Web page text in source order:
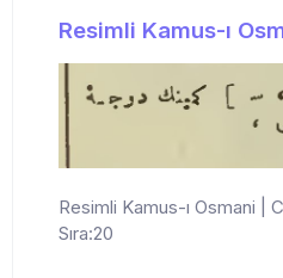
Resimli Kamus-ı
Resimli Kamus-ı Osmani |
Sıra:20